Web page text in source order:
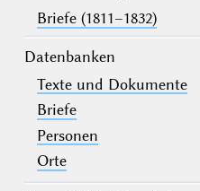
Briefe (1811–1832)
Datenbanken
Texte und Dokumente
Briefe
Personen
Orte